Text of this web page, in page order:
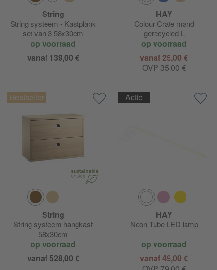
String
String systeem - Kastplank
set van 3 58x30cm
op voorraad
vanaf 139,00 €
HAY
Colour Crate mand
gerecycled L
op voorraad
vanaf 25,00 €
OVP35,00 €
String
String systeem hangkast
58x30cm
op voorraad
vanaf 528,00 €
Actie
HAY
Neon Tube LED lamp
op voorraad
vanaf 49,00 €